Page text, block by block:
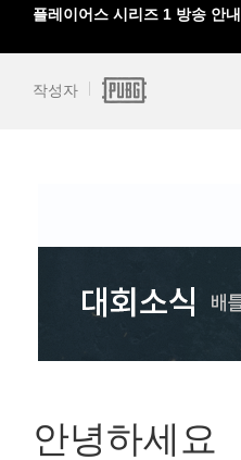
플레이어스 시리즈 1 방송 안내
작성자
안녕하세요